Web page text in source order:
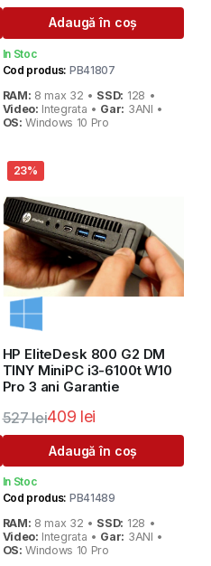
Prețul
inițial
a
445 lei.
Prețul
curent
este:
Adaugă în coș
In Stoc
Cod produs: PB41807
RAM: 8 max 32 • SSD: 128 •
Video: Integrata • Gar: 3ANI •
OS: Windows 10 Pro
23%
HP EliteDesk 800 G2 DM
TINY MiniPC i3-6100t W10
Pro 3 ani Garantie
527lei
Prețul
inițial
a
527 lei.
409 lei
Prețul
curent
este:
Adaugă în coș
In Stoc
Cod produs: PB41489
RAM: 8 max 32 • SSD: 128 •
Video: Integrata • Gar: 3ANI •
OS: Windows 10 Pro